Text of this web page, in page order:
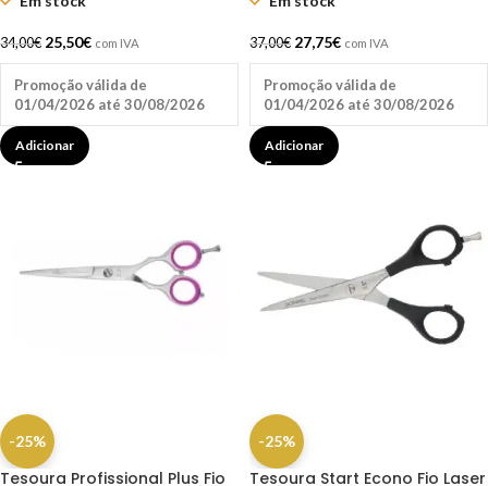
34,00€ 25,50€ com IVA
Promoção válida de
01/04/2026 até 30/08/2026
Adicionar
37,00€ 27,75€ com IVA
Promoção válida de
01/04/2026 até 30/08/2026
Adicionar
-25%
Tesoura Profissional Plus Fio
-25%
Tesoura Start Econo Fio Laser